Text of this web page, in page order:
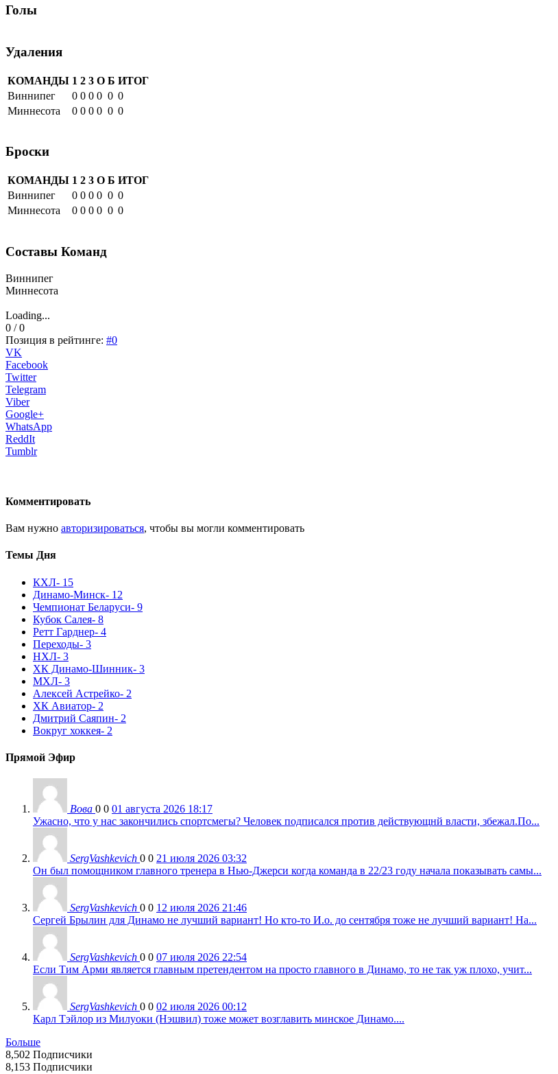
Голы
Удаления
КОМАНДЫ 1 2 3 О Б ИТОГ
Виннипег
0 0 0 0 0 0
Миннесота
0 0 0 0 0 0
Броски
КОМАНДЫ 1 2 3 О Б ИТОГ
Виннипег
0 0 0 0 0 0
Миннесота
0 0 0 0 0 0
Составы Команд
Виннипег
Миннесота
Loading...
0 / 0
Позиция в рейтинге: #0
VK
Facebook
Twitter
Telegram
Viber
Google+
WhatsApp
ReddIt
Tumblr
Комментировать
Вам нужно авторизироваться, чтобы вы могли комментировать
Темы Дня
КХЛ- 15
Динамо-Минск- 12
Чемпионат Беларуси- 9
Кубок Салея- 8
Ретт Гарднер- 4
Переходы- 3
НХЛ- 3
ХК Динамо-Шинник- 3
МХЛ- 3
Алексей Астрейко- 2
ХК Авиатор- 2
Дмитрий Саяпин- 2
Вокруг хоккея- 2
Прямой Эфир
Вова 0 0 01 августа 2026 18:17
Ужасно, что у нас закончились спортсмегы? Человек подписался против действующнй власти, збежал.По...
SergVashkevich 0 0 21 июля 2026 03:32
Он был помощником главного тренера в Нью-Джерси когда команда в 22/23 году начала показывать самы...
SergVashkevich 0 0 12 июля 2026 21:46
Сергей Брылин для Динамо не лучший вариант! Но кто-то И.о. до сентября тоже не лучший вариант! На...
SergVashkevich 0 0 07 июля 2026 22:54
Если Тим Арми является главным претендентом на просто главного в Динамо, то не так уж плохо, учит...
SergVashkevich 0 0 02 июля 2026 00:12
Карл Тэйлор из Милуоки (Нэшвил) тоже может возглавить минское Динамо....
Больше
8,502 Подписчики
8,153 Подписчики